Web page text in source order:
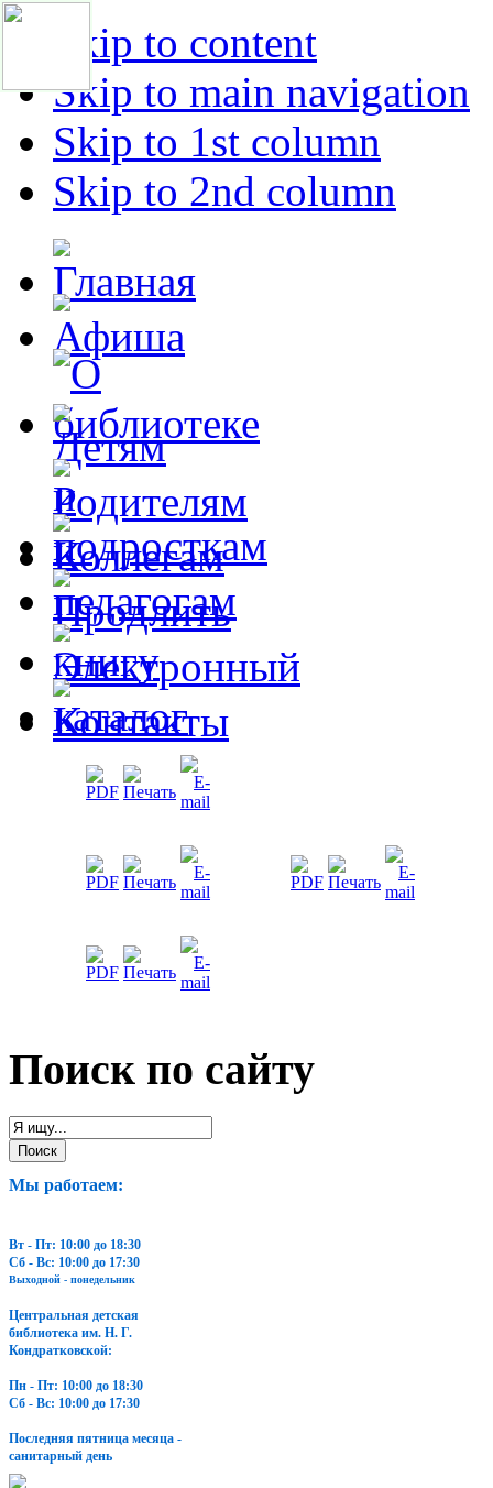
Skip to content
Skip to main navigation
Skip to 1st column
Skip to 2nd column
Поиск по сайту
Мы работаем:
Вт - Пт: 10:00 до 18:30
Сб - Вс: 10:00 до 17:30
Выходной - понедельник
Центральная детская
библиотека им. Н. Г.
Кондратковской:
Пн - Пт: 10:00 до 18:30
Сб - Вс: 10:00 до 17:30
Последняя пятница месяца -
санитарный день